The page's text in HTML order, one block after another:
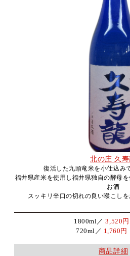
北の庄 久寿
復活した九頭竜米を小仕込み
福井県産米を使用し福井県独自の酵母
お酒
スッキリ辛口の切れの良い喉こしを
1800ml／3,520円
720ml／ 1,760円
商品詳細